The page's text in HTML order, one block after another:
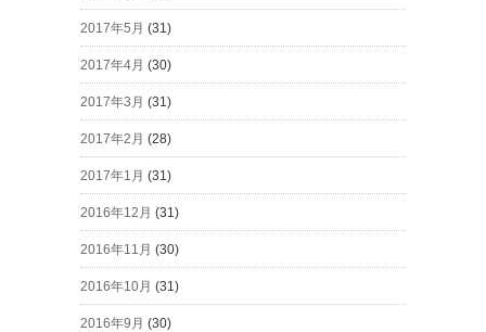
2017年5月 (31)
2017年4月 (30)
2017年3月 (31)
2017年2月 (28)
2017年1月 (31)
2016年12月 (31)
2016年11月 (30)
2016年10月 (31)
2016年9月 (30)